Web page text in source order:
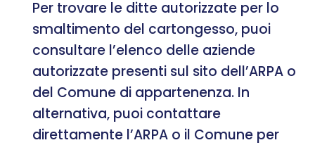
Per trovare le ditte autorizzate per lo
smaltimento del cartongesso, puoi
consultare l’elenco delle aziende
autorizzate presenti sul sito dell’ARPA o
del Comune di appartenenza. In
alternativa, puoi contattare
direttamente l’ARPA o il Comune per